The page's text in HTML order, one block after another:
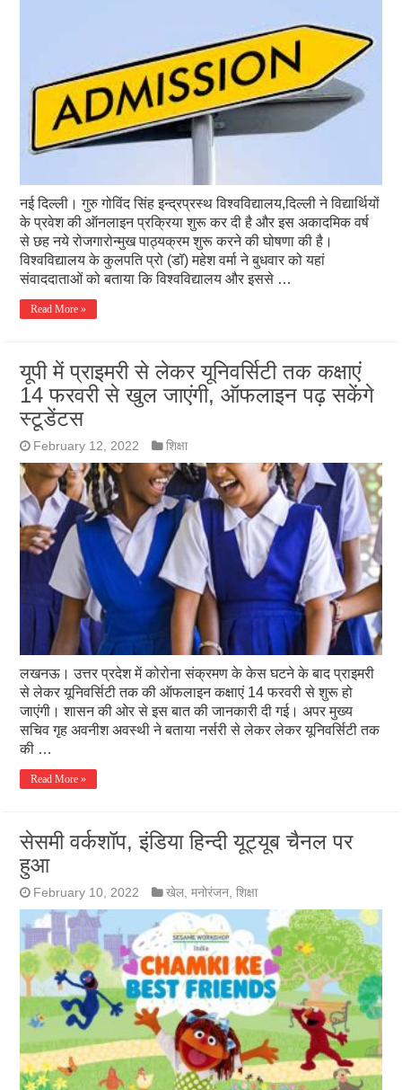
नई दिल्ली। गुरु गोविंद सिंह इन्द्रप्रस्थ विश्वविद्यालय,दिल्ली ने विद्यार्थियों
के प्रवेश की ऑनलाइन प्रक्रिया शुरू कर दी है और इस अकादमिक वर्ष
से छह नये रोजगारोन्मुख पाठ्यक्रम शुरू करने की घोषणा की है।
विश्वविद्यालय के कुलपति प्रो (डॉ) महेश वर्मा ने बुधवार को यहां
संवाददाताओं को बताया कि विश्वविद्यालय और इससे …
Read More »
यूपी में प्राइमरी से लेकर यूनिवर्सिटी तक कक्षाएं
14 फरवरी से खुल जाएंगी, ऑफलाइन पढ़ सकेंगे
स्टूडेंटस
February 12, 2022 शिक्षा
लखनऊ। उत्तर प्रदेश में कोरोना संक्रमण के केस घटने के बाद प्राइमरी
से लेकर यूनिवर्सिटी तक की ऑफलाइन कक्षाएं 14 फरवरी से शुरू हो
जाएंगी। शासन की ओर से इस बात की जानकारी दी गई। अपर मुख्य
सचिव गृह अवनीश अवस्थी ने बताया नर्सरी से लेकर लेकर यूनिवर्सिटी तक
की …
Read More »
सेसमी वर्कशॉप, इंडिया हिन्दी यूट्यूब चैनल पर
हुआ
February 10, 2022 खेल,मनोरंजन,शिक्षा